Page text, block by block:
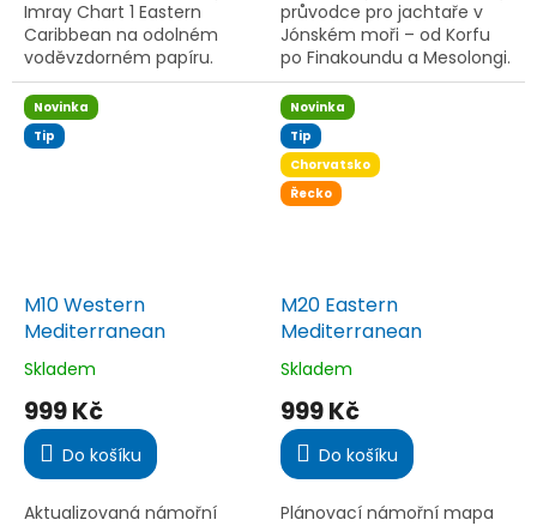
hvězdiček.
Imray Chart 1 Eastern
Caribbean na odolném
voděvzdorném papíru.
Obsahuje aktuální data,
doporučené kotviště,
přístavy i magnetickou
variaci. Ideální pro...
hvězdiček.
průvodce pro jachtaře v
Jónském moři – od Korfu
po Finakoundu a Mesolongi.
11. vydání s novými
fotografiemi a plánky.
Novinka
Tip
M10 Western
Mediterranean
Průměrné
hodnocení
produktu
je
5,0
5
Skladem
999 Kč
Do košíku
Aktualizovaná námořní
Novinka
Tip
Chorvatsko
Řecko
M20 Eastern
Mediterranean
Průměrné
hodnocení
produktu
je
5,0
5
Skladem
999 Kč
Do košíku
Plánovací námořní mapa